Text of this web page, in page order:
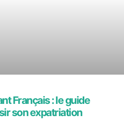
Français : le guide
son expatriation